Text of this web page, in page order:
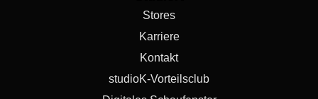
Stores
Karriere
Kontakt
studioK-Vorteilsclub